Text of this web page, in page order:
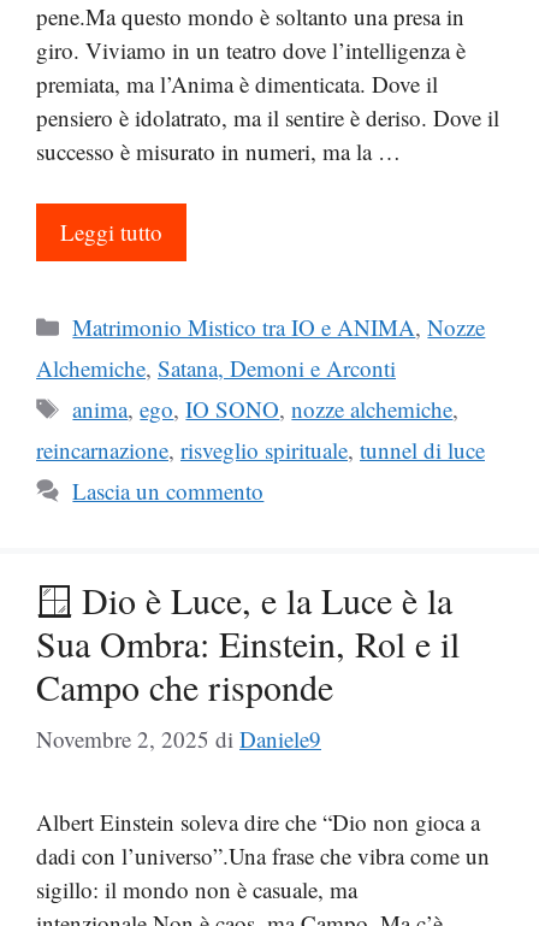
pene.Ma questo mondo è soltanto una presa in
giro. Viviamo in un teatro dove l’intelligenza è
premiata, ma l’Anima è dimenticata. Dove il
pensiero è idolatrato, ma il sentire è deriso. Dove il
successo è misurato in numeri, ma la …
Leggi tutto
Categorie
Matrimonio Mistico tra IO e ANIMA,Nozze
Alchemiche, Satana, Demoni e Arconti
Tag
anima,ego,IO SONO,nozze alchemiche,
reincarnazione, risveglio spirituale, tunnel di luce
Lascia un commento
🪟 Dio è Luce, e la Luce è la
Sua Ombra: Einstein, Rol e il
Campo che risponde
Novembre 2, 2025 di Daniele9
Albert Einstein soleva dire che “Dio non gioca a
dadi con l’universo”.Una frase che vibra come un
sigillo: il mondo non è casuale, ma